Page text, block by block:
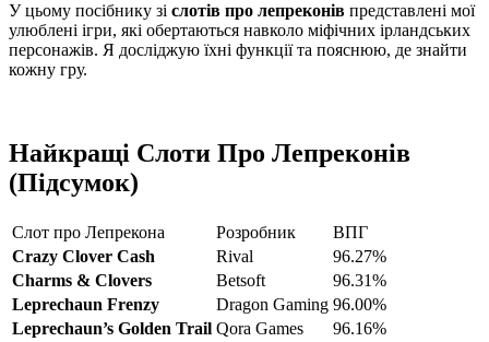
У цьому посібнику зі слотів про лепреконів представлені мої
улюблені ігри, які обертаються навколо міфічних ірландських
персонажів. Я досліджую їхні функції та пояснюю, де знайти
кожну гру.
Найкращі Слоти Про Лепреконів
(Підсумок)
Слот про Лепрекона Розробник
ВПГ
Crazy Clover Cash
Rival
96.27%
Charms & Clovers
Betsoft
96.31%
Leprechaun Frenzy
Dragon Gaming 96.00%
Leprechaun’s Golden Trail Qora Games
96.16%